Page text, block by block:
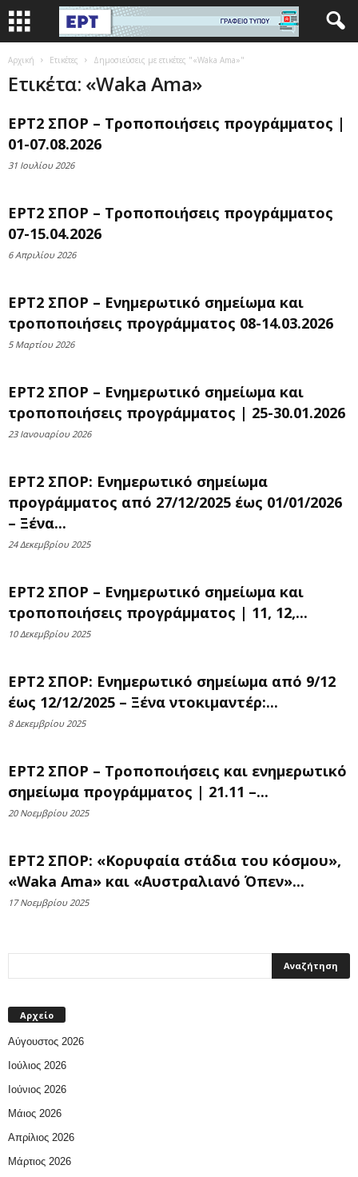
Αρχική Ετικέτες Δημοσιεύσεις με ετικέτες "«Waka Ama»"
Ετικέτα: «Waka Ama»
ΕΡΤ2 ΣΠΟΡ – Τροποποιήσεις προγράμματος |
01-07.08.2026
31 Ιουλίου 2026
ΕΡΤ2 ΣΠΟΡ – Τροποποιήσεις προγράμματος
07-15.04.2026
6 Απριλίου 2026
ΕΡΤ2 ΣΠΟΡ – Ενημερωτικό σημείωμα και
τροποποιήσεις προγράμματος 08-14.03.2026
5 Μαρτίου 2026
ΕΡΤ2 ΣΠΟΡ – Ενημερωτικό σημείωμα και
τροποποιήσεις προγράμματος | 25-30.01.2026
23 Ιανουαρίου 2026
ΕΡΤ2 ΣΠΟΡ: Ενημερωτικό σημείωμα
προγράμματος από 27/12/2025 έως 01/01/2026
– Ξένα...
24 Δεκεμβρίου 2025
ΕΡΤ2 ΣΠΟΡ – Ενημερωτικό σημείωμα και
τροποποιήσεις προγράμματος | 11, 12,...
10 Δεκεμβρίου 2025
ΕΡΤ2 ΣΠΟΡ: Ενημερωτικό σημείωμα από 9/12
έως 12/12/2025 – Ξένα ντοκιμαντέρ:...
8 Δεκεμβρίου 2025
ΕΡΤ2 ΣΠΟΡ – Τροποποιήσεις και ενημερωτικό
σημείωμα προγράμματος | 21.11 –...
20 Νοεμβρίου 2025
ΕΡΤ2 ΣΠΟΡ: «Κορυφαία στάδια του κόσμου»,
«Waka Ama» και «Αυστραλιανό Όπεν»...
17 Νοεμβρίου 2025
Αρχείο
Αύγουστος 2026
Ιούλιος 2026
Ιούνιος 2026
Μάιος 2026
Απρίλιος 2026
Μάρτιος 2026